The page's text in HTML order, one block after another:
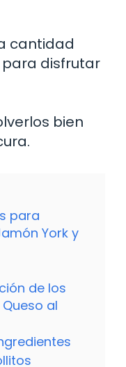
cantidad
disfrutar
bien
para
York y
de los
al